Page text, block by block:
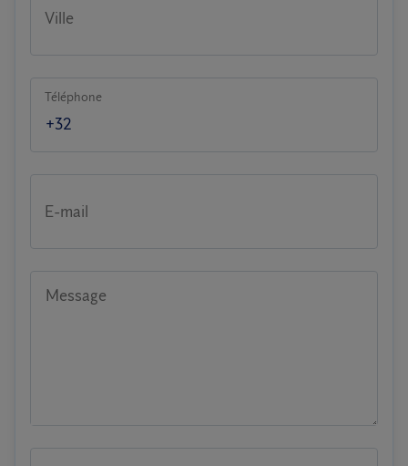
Ville
Téléphone
E-mail
Message